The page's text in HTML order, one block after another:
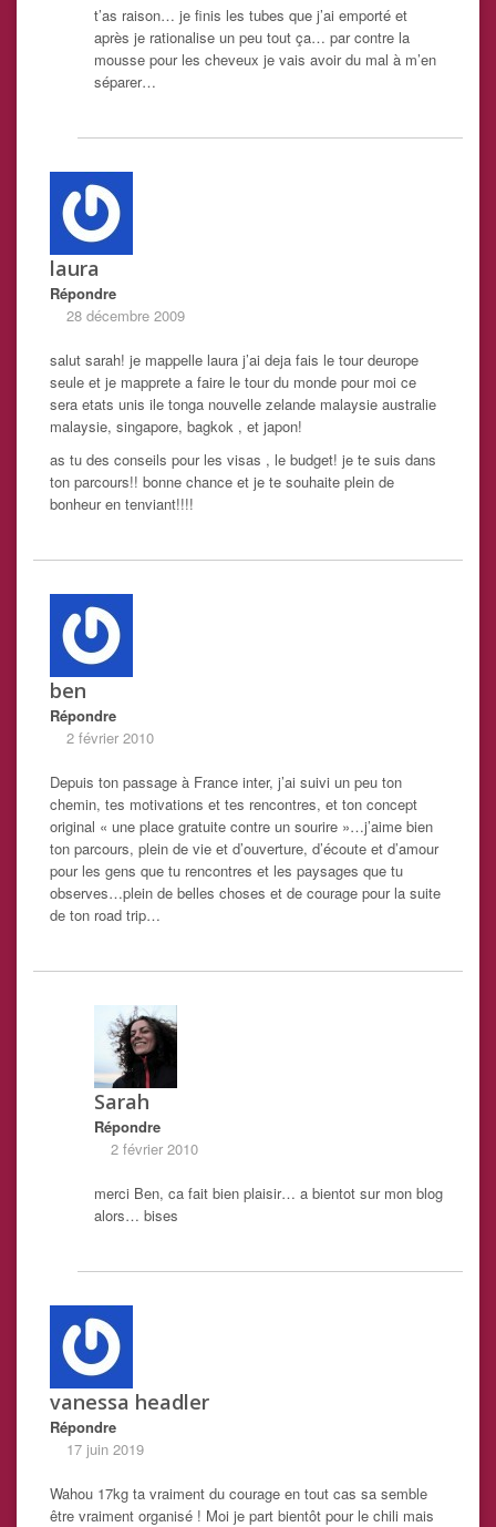
t’as raison… je finis les tubes que j’ai emporté et
après je rationalise un peu tout ça… par contre la
mousse pour les cheveux je vais avoir du mal à m’en
séparer…
laura
Répondre
28 décembre 2009
salut sarah! je mappelle laura j’ai deja fais le tour deurope
seule et je mapprete a faire le tour du monde pour moi ce
sera etats unis ile tonga nouvelle zelande malaysie australie
malaysie, singapore, bagkok , et japon!
as tu des conseils pour les visas , le budget! je te suis dans
ton parcours!! bonne chance et je te souhaite plein de
bonheur en tenviant!!!!
ben
Répondre
2 février 2010
Depuis ton passage à France inter, j’ai suivi un peu ton
chemin, tes motivations et tes rencontres, et ton concept
original « une place gratuite contre un sourire »…j’aime bien
ton parcours, plein de vie et d’ouverture, d’écoute et d’amour
pour les gens que tu rencontres et les paysages que tu
observes…plein de belles choses et de courage pour la suite
de ton road trip…
Sarah
Répondre
2 février 2010
merci Ben, ca fait bien plaisir… a bientot sur mon blog
alors… bises
vanessa headler
Répondre
17 juin 2019
Wahou 17kg ta vraiment du courage en tout cas sa semble
être vraiment organisé ! Moi je part bientôt pour le chili mais